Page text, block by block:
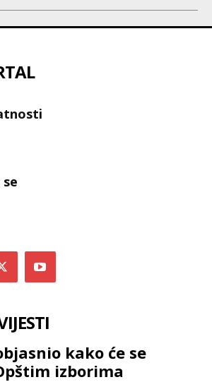
kako će se
izborima